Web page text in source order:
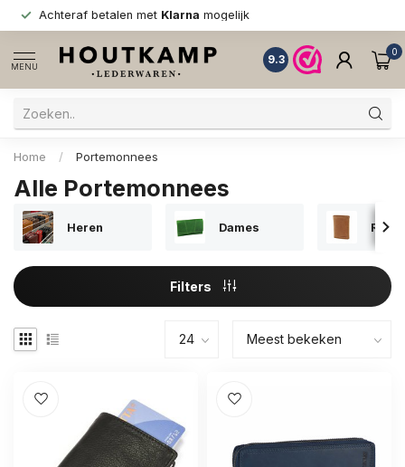
Achteraf betalen met Klarna mogelijk
MENU
9.3
0
Home / Portemonnees
Alle Portemonnees
Heren Dames RFID
Filters